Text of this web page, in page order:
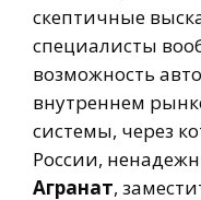
скептичные
специалисты
возможность
внутреннем
системы, через
России,
Агранат,